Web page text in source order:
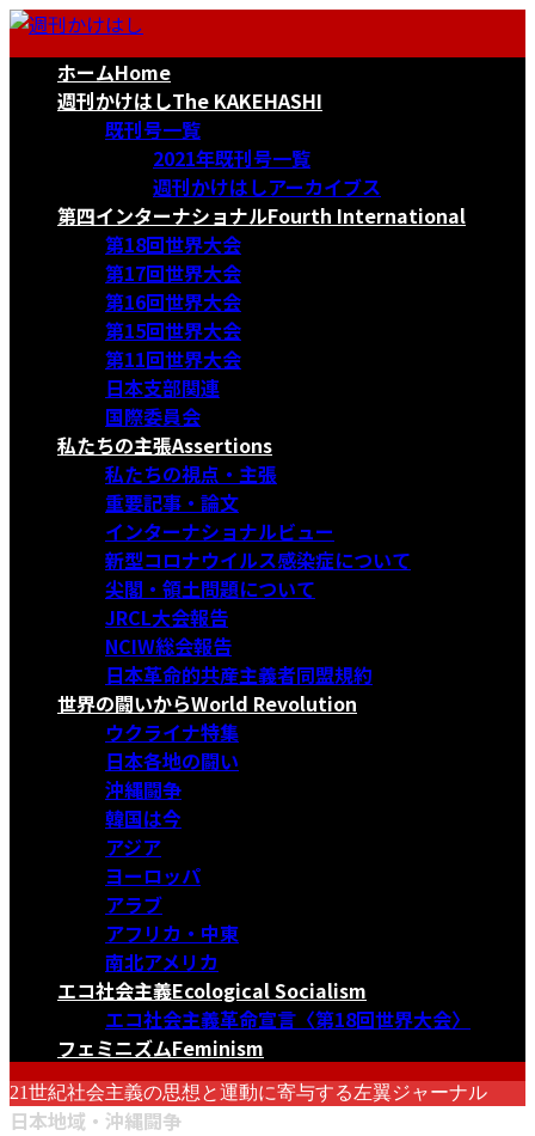
コ
ナ
ホームHome
週刊かけはしThe KAKEHASHI
既刊号一覧
2021年既刊号一覧
週刊かけはしアーカイブス
第四インターナショナルFourth International
第18回世界大会
第17回世界大会
第16回世界大会
第15回世界大会
第11回世界大会
日本支部関連
国際委員会
私たちの主張Assertions
私たちの視点・主張
重要記事・論文
インターナショナルビュー
新型コロナウイルス感染症について
尖閣・領土問題について
JRCL大会報告
NCIW総会報告
日本革命的共産主義者同盟規約
世界の闘いからWorld Revolution
ウクライナ特集
日本各地の闘い
沖縄闘争
韓国は今
アジア
ヨーロッパ
アラブ
アフリカ・中東
南北アメリカ
エコ社会主義Ecological Socialism
エコ社会主義革命宣言〈第18回世界大会〉
フェミニズムFeminism
21世紀社会主義の思想と運動に寄与する左翼ジャーナル
日本地域・沖縄闘争